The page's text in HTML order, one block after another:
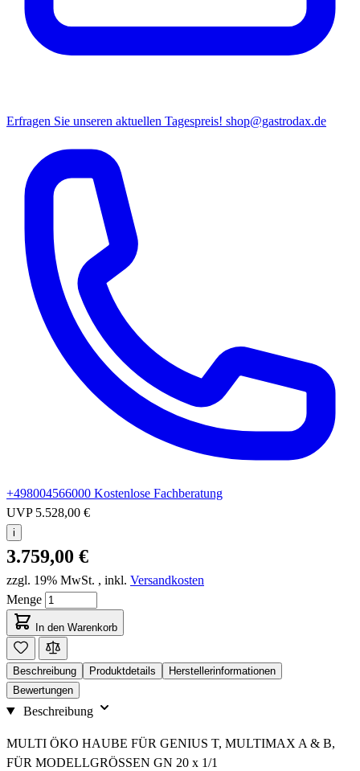
Erfragen Sie unseren aktuellen Tagespreis! shop@gastrodax.de
+498004566000 Kostenlose Fachberatung
UVP 5.528,00 €
i
3.759,00 €
zzgl. 19% MwSt. , inkl. Versandkosten
Menge
In den Warenkorb
Beschreibung Produktdetails
Herstellerinformationen
Bewertungen
Beschreibung
MULTI ÖKO HAUBE FÜR GENIUS T, MULTIMAX A & B,
FÜR MODELLGRÖSSEN GN 20 x 1/1